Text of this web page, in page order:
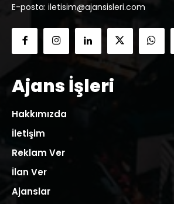
E-posta: iletisim@ajansisleri.com
Ajans İşleri
Hakkımızda
İletişim
Reklam Ver
İlan Ver
Ajanslar